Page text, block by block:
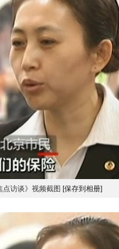
点访谈》视频截图 [保存到相册]